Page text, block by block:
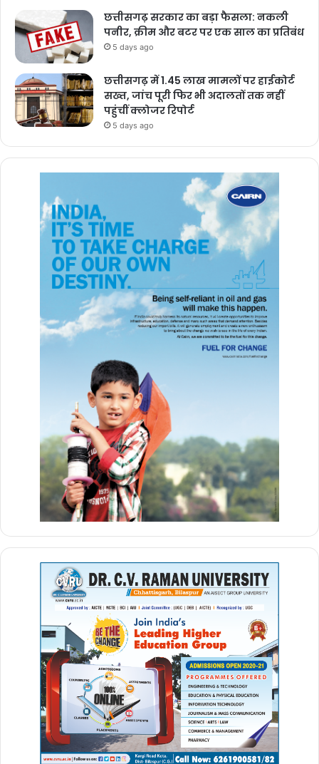
छत्तीसगढ़ सरकार का बड़ा फैसला: नकली
पनीर, क्रीम और बटर पर एक साल का प्रतिबंध
5 days ago
छत्तीसगढ़ में 1.45 लाख मामलों पर हाईकोर्ट
सख्त, जांच पूरी फिर भी अदालतों तक नहीं
पहुंचीं क्लोजर रिपोर्ट
5 days ago